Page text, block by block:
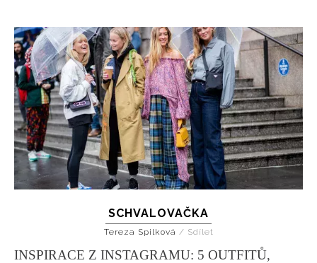
INFORMACE
REDAKCE
SCHVALOVAČKA
Tereza Spilková / Sdílet
INSPIRACE Z INSTAGRAMU: 5 OUTFITŮ,